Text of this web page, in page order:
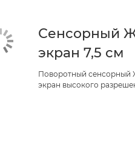
Сенсорный
экран 7,5 см
Поворотный сенсорный
экран высокого